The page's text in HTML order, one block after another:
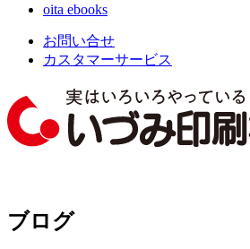
oita ebooks
お問い合せ
カスタマーサービス
ブログ